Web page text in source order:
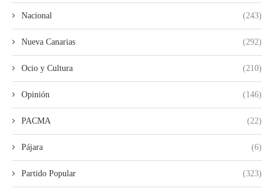
Nacional (243)
Nueva Canarias (292)
Ocio y Cultura (210)
Opinión (146)
PACMA (22)
Pájara (6)
Partido Popular (323)